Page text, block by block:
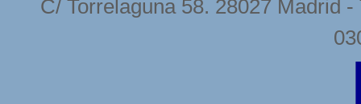
C/ Torrelaguna 58. 28027 Madrid